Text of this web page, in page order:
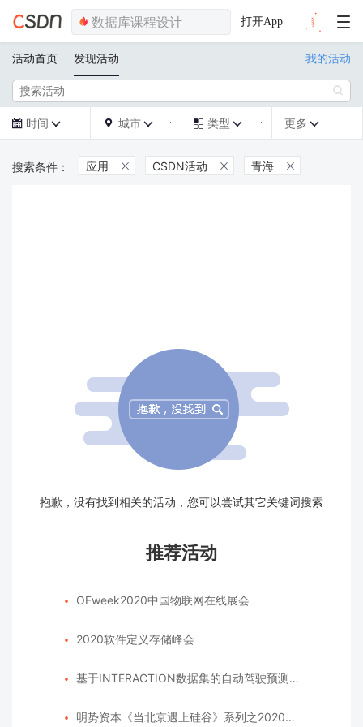
打开App
活动首页 发现活动 我的活动

 时间   城市   类型  更多 
应用  CSDN活动  青海 
抱歉，没有找到相关的活动，您可以尝试其它关键词搜索
推荐活动
 OFweek2020中国物联网在线展会
 2020软件定义存储峰会
 基于INTERACTION数据集的自动驾驶预测模型挑战赛
 明势资本《当北京遇上硅谷》系列之2020年度开源峰会